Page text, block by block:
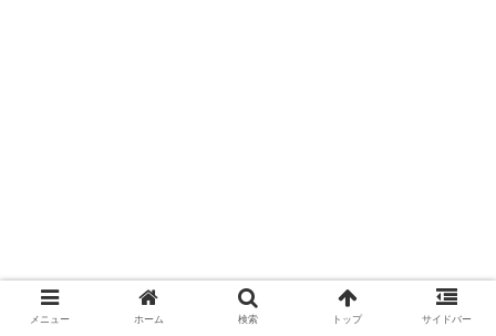
メニュー ホーム 検索 トップ サイドバー